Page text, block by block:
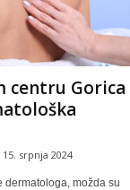
centru Gorica
15. srpnja 2024
dermatologa, možda su